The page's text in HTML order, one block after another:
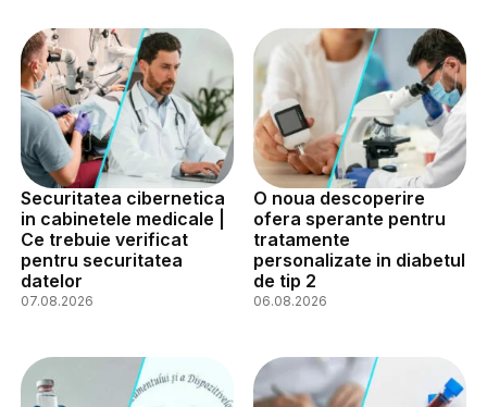
Securitatea cibernetica
in cabinetele medicale |
Ce trebuie verificat
pentru securitatea
datelor
07.08.2026
O noua descoperire
ofera sperante pentru
tratamente
personalizate in diabetul
de tip 2
06.08.2026